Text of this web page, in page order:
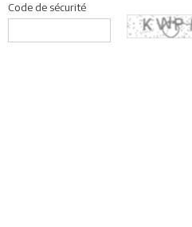
Code de sécurité